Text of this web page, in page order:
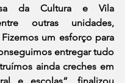
da Cultura e Vila
outras unidades,
um esforço para
entregar tudo
ainda creches em
e escolas”, finalizou